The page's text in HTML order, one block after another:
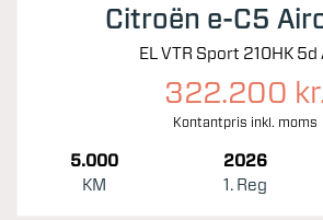
Citroën e-C5
EL VTR Sport 210HK 5d
322.200
Kontantpris inkl. moms
5.000
KM
2026
1. Reg